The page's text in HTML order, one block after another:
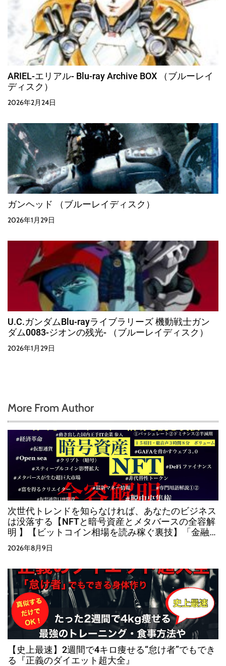
ARIEL-エリアル- Blu-ray Archive BOX （ブルーレイ
ディスク）
2026年2月24日
ガンヘッド （ブルーレイディスク）
2026年1月29日
U.C.ガンダムBlu-rayライブラリーズ 機動戦士ガン
ダム0083-ジオンの残光- （ブルーレイディスク）
2026年1月29日
More From Author
次世代トレンドを知らなければ、あなたのビジネス
は没落する【NFTと暗号資産とメタバースの全容解
明 】【ビットコイン相場を読み稼ぐ裏技】「金融・
経済が変革する時、必ずそこに大きな富が生まれま
す」
2026年8月9日
【史上最速】2週間で4キロ痩せる“怠け者”でもでき
る『正義のダイエット超大全』